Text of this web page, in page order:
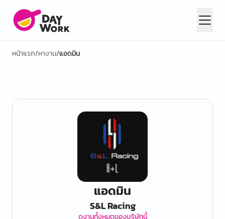
หน้าแรก/หางาน/แอดมิน
แอดมิน
S&L Racing
ดูงานทั้งหมดของบริษัทนี้